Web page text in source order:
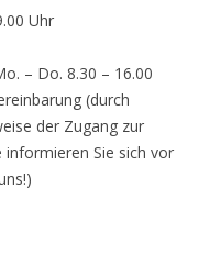
Uhr
– Do. 8.30 – 16.00
(durch
der Zugang zur
Sie sich vor